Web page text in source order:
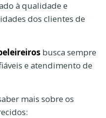
à qualidade e
dos clientes de
busca sempre
e atendimento de
mais sobre os